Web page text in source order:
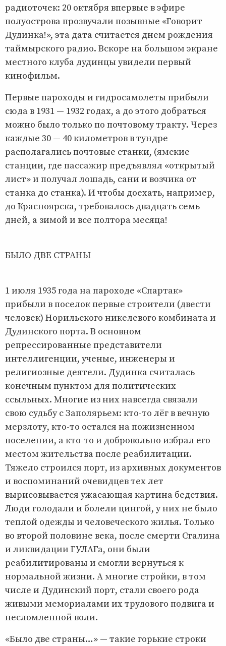
радиоточек: 20 октября впервые в эфире
полуострова прозвучали позывные «Говорит
Дудинка!», эта дата считается днем рождения
таймырского радио. Вскоре на большом экране
местного клуба дудинцы увидели первый
кинофильм.
Первые пароходы и гидросамолеты прибыли
сюда в 1931 — 1932 годах, а до этого добраться
можно было только по почтовому тракту. Через
каждые 30 — 40 километров в тундре
располагались почтовые станки, (ямские
станции, где пассажир предъявлял «открытый
лист» и получал лошадь, сани и возчика от
станка до станка). И чтобы доехать, например,
до Красноярска, требовалось двадцать семь
дней, а зимой и все полтора месяца!
БЫЛО ДВЕ СТРАНЫ
1 июля 1935 года на пароходе «Спартак»
прибыли в поселок первые строители (двести
человек) Норильского никелевого комбината и
Дудинского порта. В основном
репрессированные представители
интеллигенции, ученые, инженеры и
религиозные деятели. Дудинка считалась
конечным пунктом для политических
ссыльных. Многие из них навсегда связали
свою судьбу с Заполярьем: кто-то лёг в вечную
мерзлоту, кто-то остался на пожизненном
поселении, а кто-то и добровольно избрал его
местом жительства после реабилитации.
Тяжело строился порт, из архивных документов
и воспоминаний очевидцев тех лет
вырисовывается ужасающая картина бедствия.
Люди голодали и болели цингой, у них не было
теплой одежды и человеческого жилья. Только
во второй половине века, после смерти Сталина
и ликвидации ГУЛАГа, они были
реабилитированы и смогли вернуться к
нормальной жизни. А многие стройки, в том
числе и Дудинский порт, стали своего рода
живыми мемориалами их трудового подвига и
несломленной воли.
«Было две страны…» — такие горькие строки